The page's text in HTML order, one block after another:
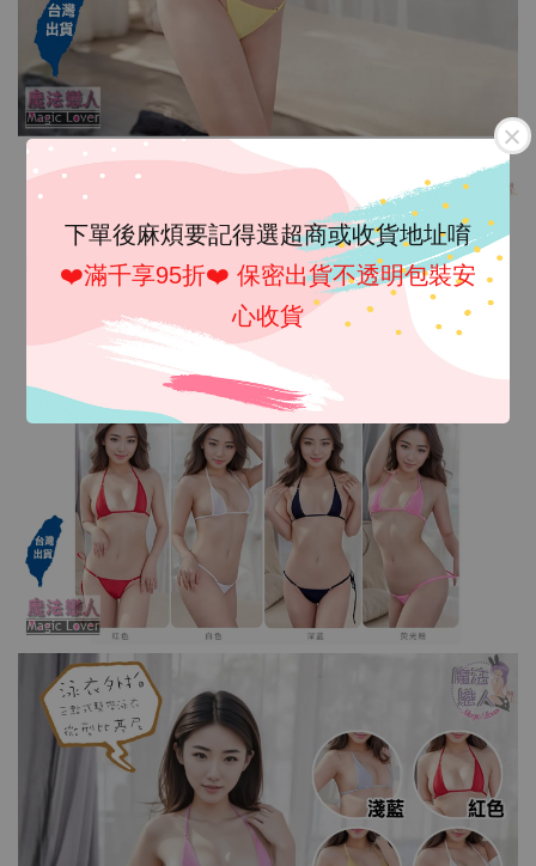
下單後麻煩要記得選超商或收貨地址唷
❤️滿千享95折❤️ 保密出貨不透明包裝安
心收貨